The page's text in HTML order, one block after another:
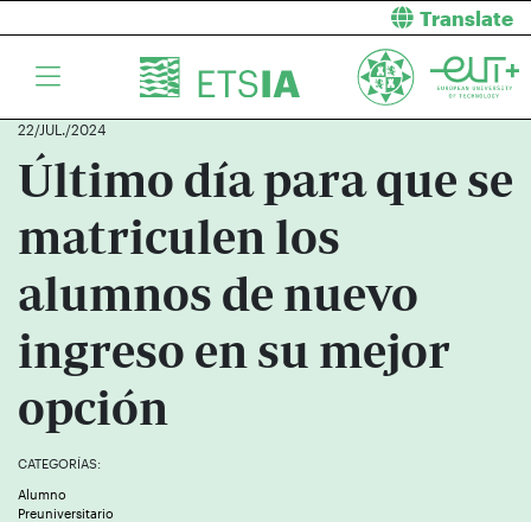
Translate
22/JUL./2024
Último día para que se
matriculen los
alumnos de nuevo
ingreso en su mejor
opción
CATEGORÍAS:
Alumno
Preuniversitario